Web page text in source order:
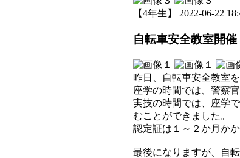
【4年生】 2022-06-22
自転車安全教室開催
昨日、自転車安全教室を
座学の時間では、警察
実技の時間では、座学
むことができました。
認定証は１～２か月か
最後になりますが、自